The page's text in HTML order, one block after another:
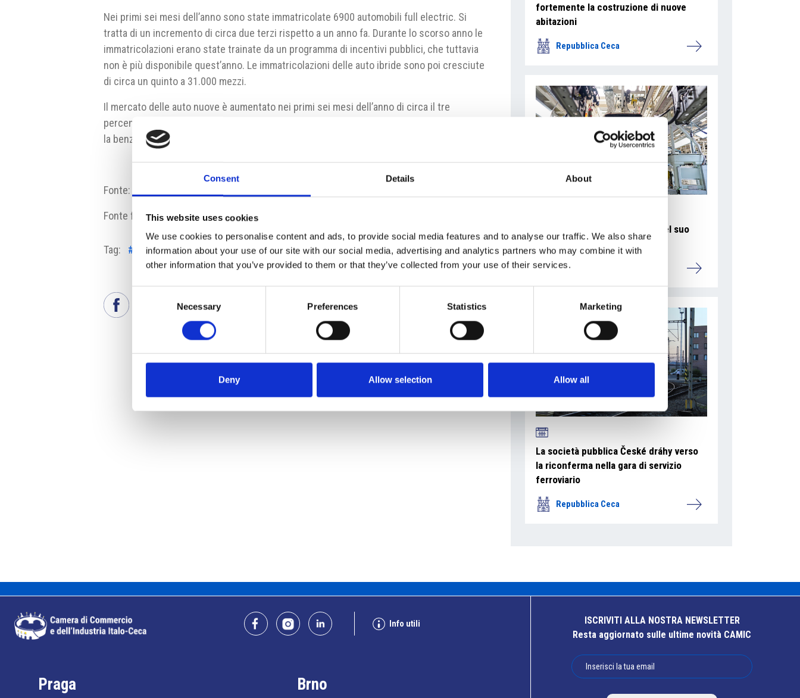
Consent Details About
This website uses cookies
We use cookies to personalise content and ads, to provide social media features and to analyse our traffic. We also share
information about your use of our site with our social media, advertising and analytics partners who may combine it with
other information that you’ve provided to them or that they’ve collected from your use of their services.
Necessary Preferences Statistics Marketing
Deny Allow selection Allow all
Nei primi sei mesi dell’anno sono state immatricolate 6900 automobili full electric. Si
tratta di un incremento di circa due terzi rispetto a un anno fa. Durante lo scorso anno le
immatricolazioni erano state trainate da un programma di incentivi pubblici, che tuttavia
non è più disponibile quest’anno. Le immatricolazioni delle auto ibride sono poi cresciute
di circa un quinto a 31.000 mezzi.
Il mercato delle auto nuove è aumentato nei primi sei mesi dell’anno di circa il tre
percento a 122.000 mezzi. La motorizzazione maggiormente preferita rimane comunque
la benzina. Il marchio più venduto è la Škoda Auto con uno share del mercato del 34%.
Fonte:
Fonte fotografia: Škoda Auto
Tag: #auto #crescita #Elettriche #vendite
fortemente la costruzione di nuove
abitazioni
Repubblica Ceca
La Škoda avvia la produzione del suo
SUV Peaq
Repubblica Ceca
La società pubblica České dráhy verso
la riconferma nella gara di servizio
ferroviario
Repubblica Ceca
Info utili
Praga Brno
ISCRIVITI ALLA NOSTRA NEWSLETTER
Resta aggiornato sulle ultime novità CAMIC